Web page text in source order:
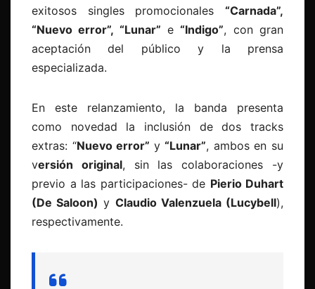
exitosos singles promocionales “Carnada”,
“Nuevo error”, “Lunar” e“Indigo”, con gran
aceptación del público y la prensa
especializada.
En este relanzamiento, la banda presenta
como novedad la inclusión de dos tracks
extras: “Nuevo error” y“Lunar”, ambos en su
versión original, sin las colaboraciones -y
previo a las participaciones- de Pierio Duhart
(De Saloon) y Claudio Valenzuela (Lucybell),
respectivamente.